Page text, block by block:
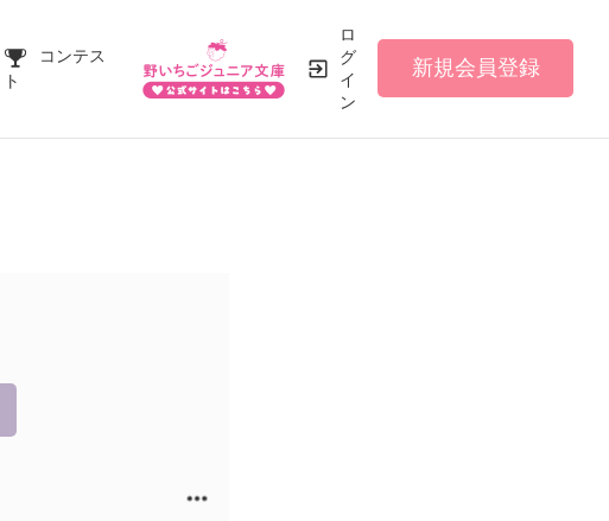
コンテス
ト
ロ
グ
イ
ン
新規会員登録